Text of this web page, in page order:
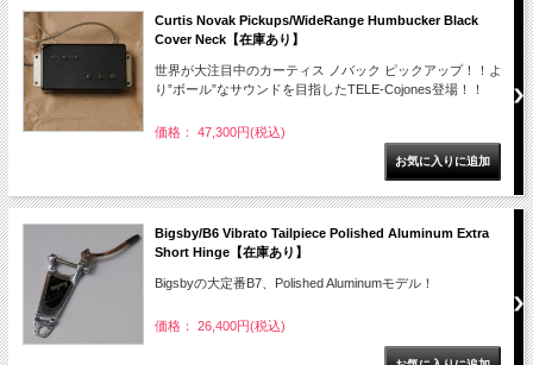
Curtis Novak Pickups/WideRange Humbucker Black
Cover Neck【在庫あり】
世界が大注目中のカーティス ノバック ピックアップ！！よ
り”ボール”なサウンドを目指したTELE-Cojones登場！！
価格： 47,300円(税込)
Bigsby/B6 Vibrato Tailpiece Polished Aluminum Extra
Short Hinge【在庫あり】
Bigsbyの大定番B7、Polished Aluminumモデル！
価格： 26,400円(税込)